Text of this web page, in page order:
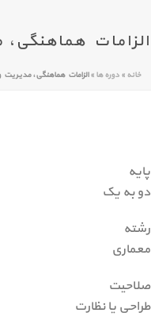
الزامات هماهنگی، مدیریت و
خانه » دوره ها »الزامات هماهنگی، مدیریت و اجرای ساختمان –
پایه
دو به یک
رشته
معماری
صلاحیت
طراحی یا نظارت